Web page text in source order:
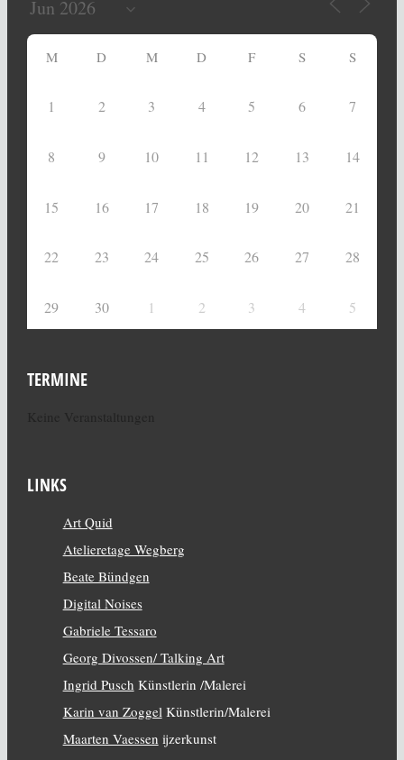
M D M D F S S
1 2 3 4 5 6 7
8 9 10 11 12 13 14
15 16 17 18 19 20 21
22 23 24 25 26 27 28
29 30 1 2 3 4 5
TERMINE
LINKS
Art Quid
Atelieretage Wegberg
Beate Bündgen
Digital Noises
Gabriele Tessaro
Georg Divossen/ Talking Art
Ingrid Pusch Künstlerin /Malerei
Karin van ZoggelKünstlerin/Malerei
Maarten Vaessen ijzerkunst